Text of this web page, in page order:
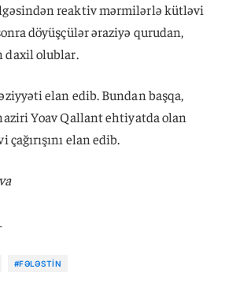
reaktiv mərmilərlə kütləvi
döyüşçülər əraziyə qurudan,
daxil olublar.
elan edib. Bundan başqa,
Yoav Qallant ehtiyatda olan
elan edib.
#FƏLƏSTIN